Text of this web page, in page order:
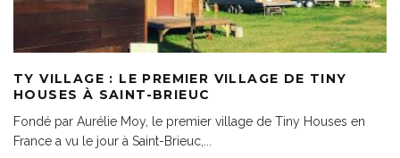
TY VILLAGE : LE PREMIER VILLAGE DE TINY
HOUSES À SAINT-BRIEUC
Fondé par Aurélie Moy, le premier village de Tiny Houses en
France a vu le jour à Saint-Brieuc,...